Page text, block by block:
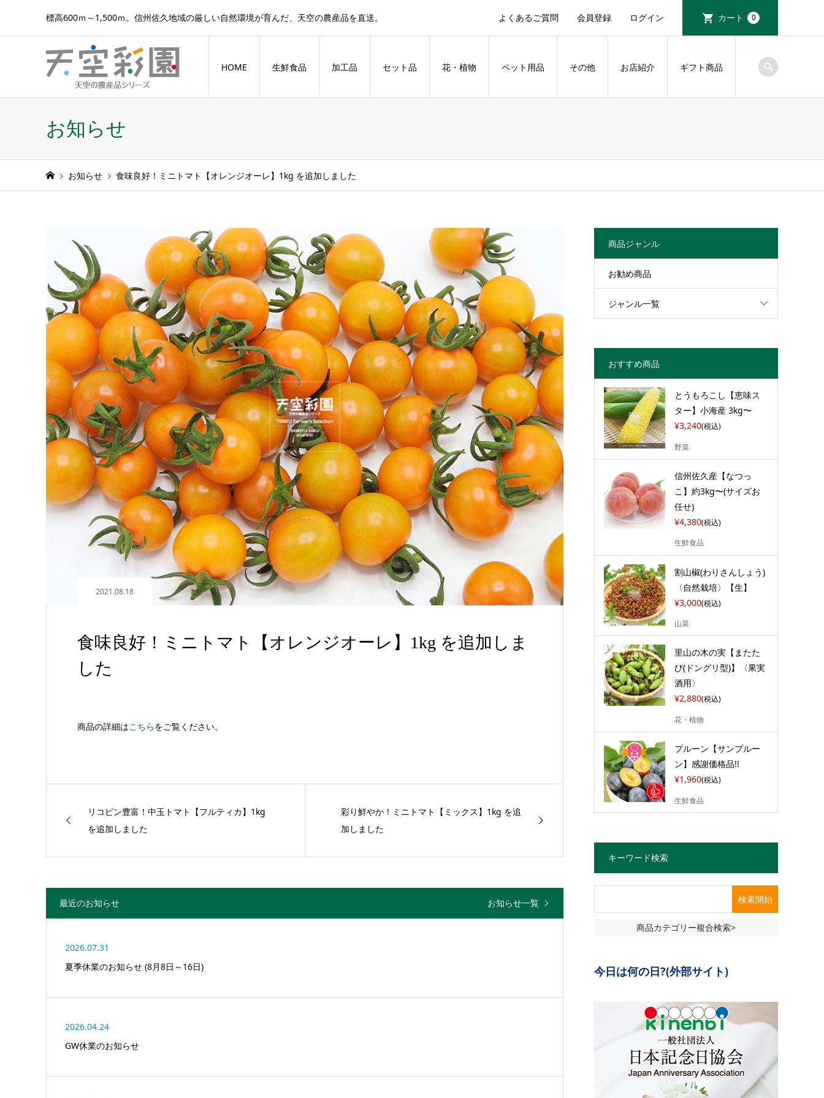
標高600ｍ～1,500ｍ。信州佐久地域の厳しい自然環境が育んだ、天空の農産品を直送。 よくあるご質問 会員登録 ログイン カート 0
HOME 生鮮食品 加工品 セット品 花・植物 ペット用品 その他 お店紹介 ギフト商品
お知らせ
お知らせ 食味良好！ミニトマト【オレンジオーレ】1kg を追加しました
2021.08.18
食味良好！ミニトマト【オレンジオーレ】1kg を追加しま
した
商品の詳細はこちらをご覧ください。
リコピン豊富！中玉トマト【フルティカ】1kg
を追加しました
彩り鮮やか！ミニトマト【ミックス】1kg を追
加しました
最近のお知らせ お知らせ一覧
2026.07.31
夏季休業のお知らせ (8月8日～16日)
2026.04.24
GW休業のお知らせ
商品ジャンル
お勧め商品
ジャンル一覧
おすすめ商品
とうもろこし【恵味ス
ター】小海産 3kg〜
¥3,240(税込)
野菜
信州佐久産【なつっ
こ】約3kg〜(サイズお
任せ)
¥4,380(税込)
生鮮食品
割山椒(わりさんしょう)
〈自然栽培〉【生】
¥3,000(税込)
山菜
里山の木の実【またた
び(ドングリ型)】〈果実
酒用〉
¥2,880(税込)
花・植物
プルーン【サンプルー
ン】感謝価格品!!
¥1,960(税込)
生鮮食品
キーワード検索
商品カテゴリー複合検索>
今日は何の日?(外部サイト)